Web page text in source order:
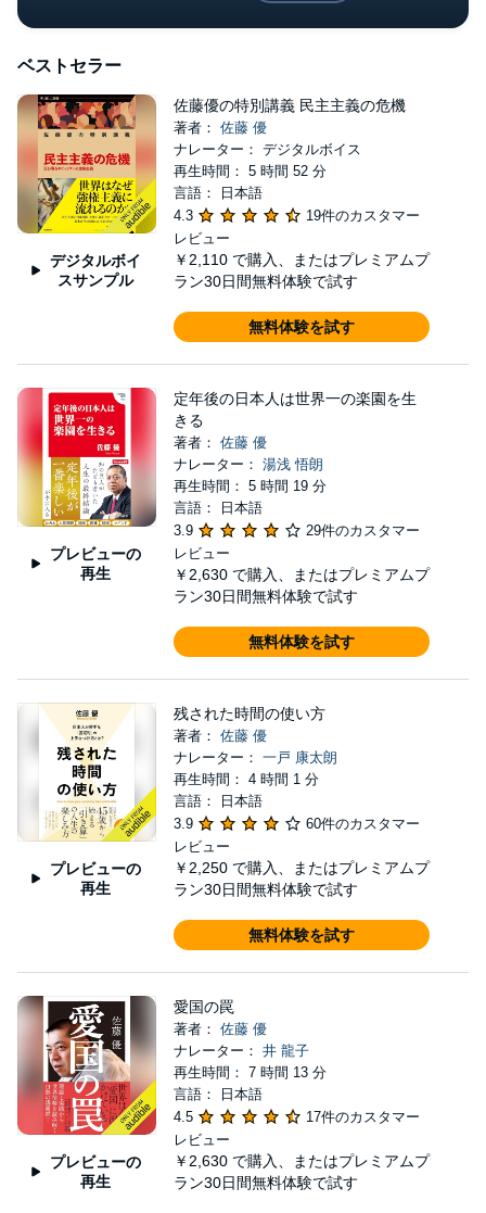
ベストセラー
デジタルボイ
スサンプル
佐藤優の特別講義 民主主義の危機
著者： 佐藤 優
ナレーター： デジタルボイス
再生時間： 5 時間 52 分
言語： 日本語
4.3
19件のカスタマー
レビュー
￥2,110 で購入、またはプレミアムプ
ラン30日間無料体験で試す
無料体験を試す
プレビューの
再生
定年後の日本人は世界一の楽園を生
きる
著者： 佐藤 優
ナレーター： 湯浅 悟朗
再生時間： 5 時間 19 分
言語： 日本語
3.9
29件のカスタマー
レビュー
￥2,630 で購入、またはプレミアムプ
ラン30日間無料体験で試す
無料体験を試す
プレビューの
再生
残された時間の使い方
著者： 佐藤 優
ナレーター： 一戸 康太朗
再生時間： 4 時間 1 分
言語： 日本語
3.9
60件のカスタマー
レビュー
￥2,250 で購入、またはプレミアムプ
ラン30日間無料体験で試す
無料体験を試す
プレビューの
再生
愛国の罠
著者： 佐藤 優
ナレーター： 井 龍子
再生時間： 7 時間 13 分
言語： 日本語
4.5
17件のカスタマー
レビュー
￥2,630 で購入、またはプレミアムプ
ラン30日間無料体験で試す